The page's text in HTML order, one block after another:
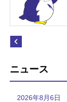
ニュース
2026年8月6日